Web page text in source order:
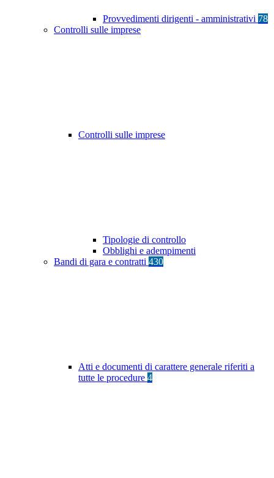
Provvedimenti dirigenti - amministrativi 78
Controlli sulle imprese
Controlli sulle imprese
Tipologie di controllo
Obblighi e adempimenti
Bandi di gara e contratti 430
Atti e documenti di carattere generale riferiti a
tutte le procedure 4